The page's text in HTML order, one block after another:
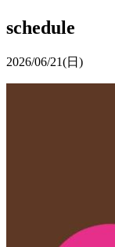
schedule
2026/06/21(日)